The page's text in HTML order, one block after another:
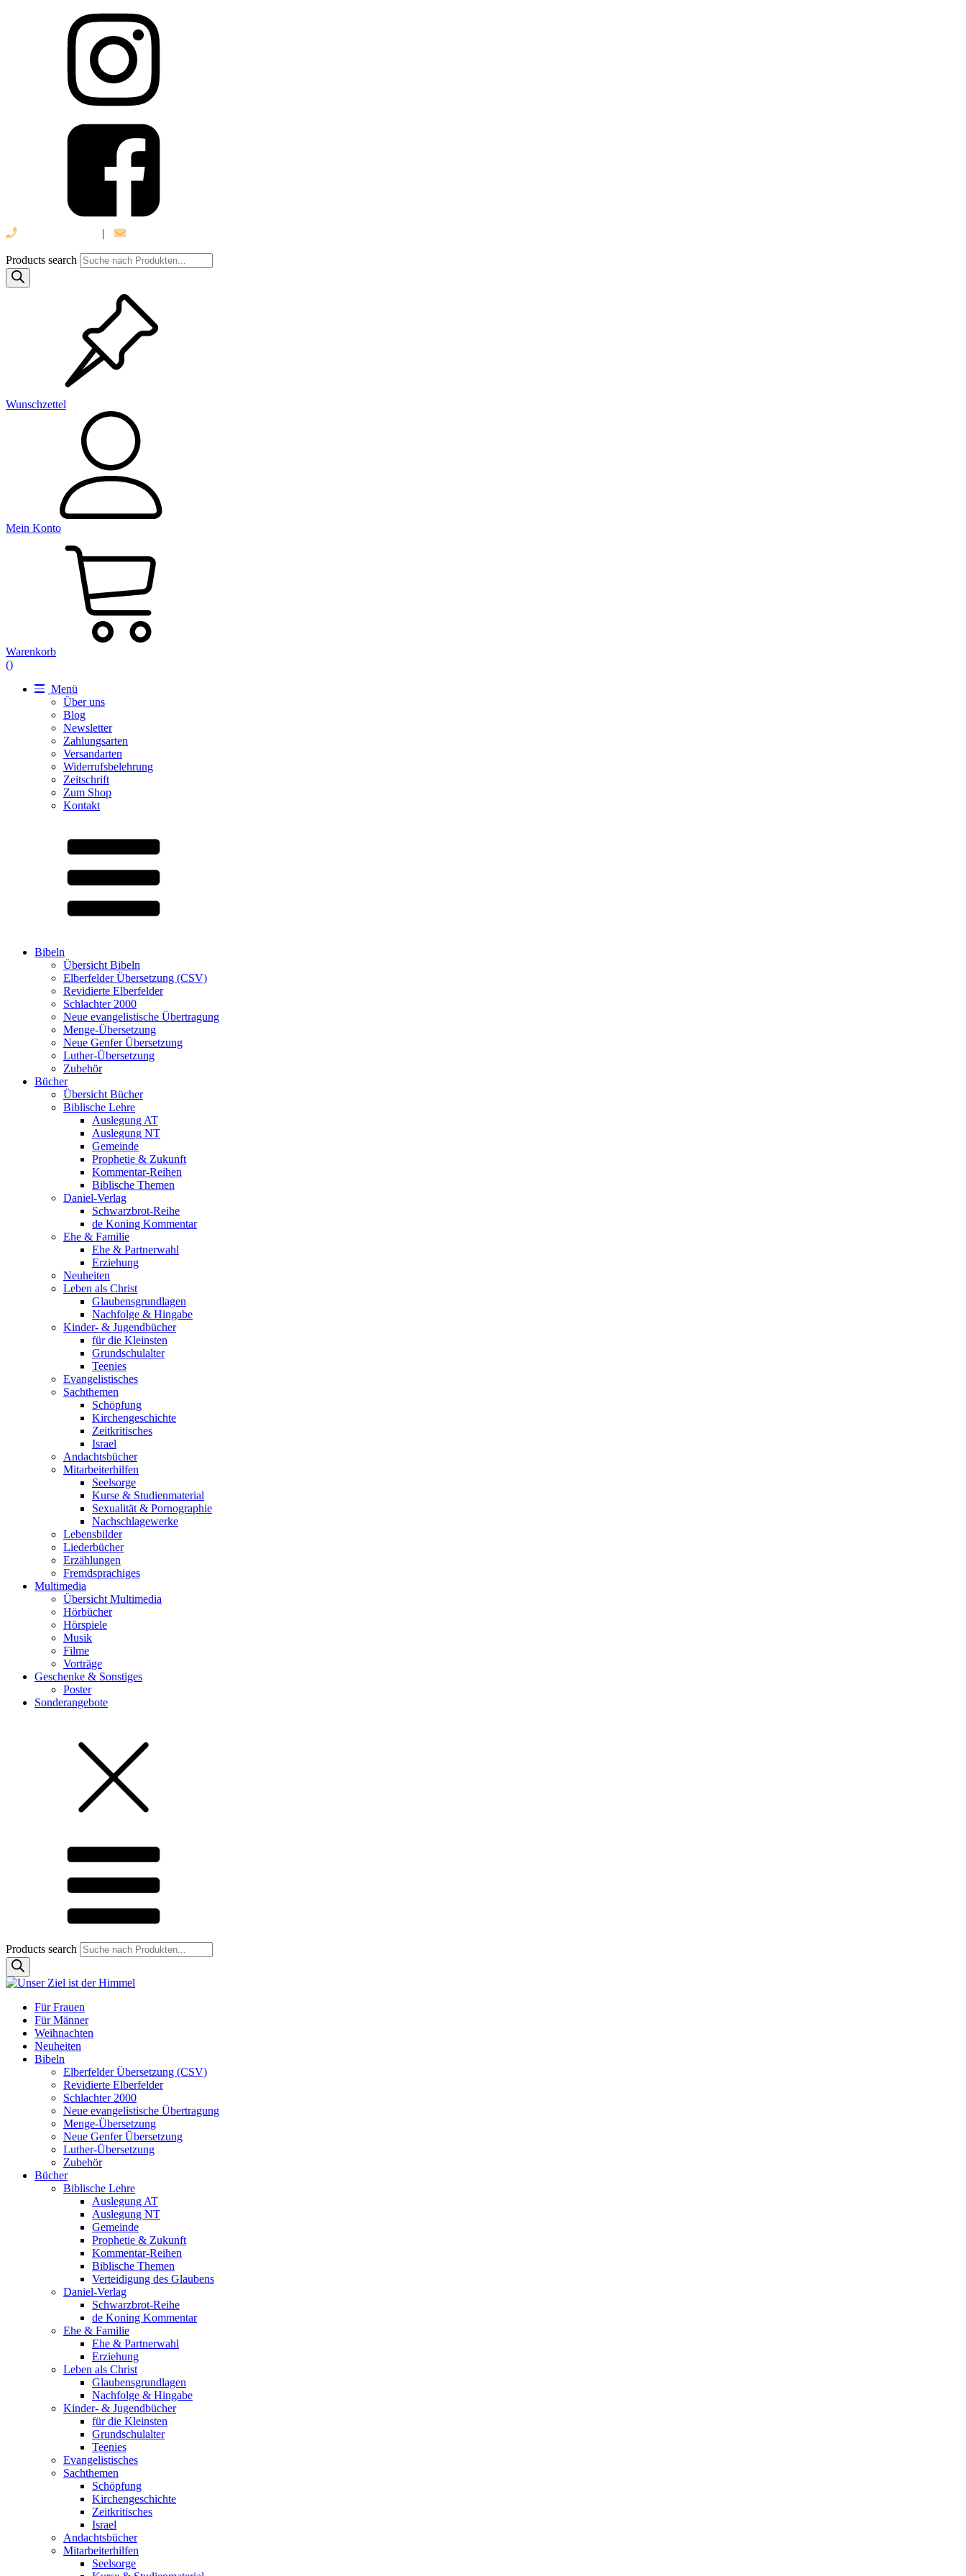
|
Products search
Wunschzettel
Mein Konto
Warenkorb
()
Menü
Über uns
Blog
Newsletter
Zahlungsarten
Versandarten
Widerrufsbelehrung
Zeitschrift
Zum Shop
Kontakt
Bibeln
Übersicht Bibeln
Elberfelder Übersetzung (CSV)
Revidierte Elberfelder
Schlachter 2000
Neue evangelistische Übertragung
Menge-Übersetzung
Neue Genfer Übersetzung
Luther-Übersetzung
Zubehör
Bücher
Übersicht Bücher
Biblische Lehre
Auslegung AT
Auslegung NT
Gemeinde
Prophetie & Zukunft
Kommentar-Reihen
Biblische Themen
Daniel-Verlag
Schwarzbrot-Reihe
de Koning Kommentar
Ehe & Familie
Ehe & Partnerwahl
Erziehung
Neuheiten
Leben als Christ
Glaubensgrundlagen
Nachfolge & Hingabe
Kinder- & Jugendbücher
für die Kleinsten
Grundschulalter
Teenies
Evangelistisches
Sachthemen
Schöpfung
Kirchengeschichte
Zeitkritisches
Israel
Andachtsbücher
Mitarbeiterhilfen
Seelsorge
Kurse & Studienmaterial
Sexualität & Pornographie
Nachschlagewerke
Lebensbilder
Liederbücher
Erzählungen
Fremdsprachiges
Multimedia
Übersicht Multimedia
Hörbücher
Hörspiele
Musik
Filme
Vorträge
Geschenke & Sonstiges
Poster
Sonderangebote
Products search
Für Frauen
Für Männer
Weihnachten
Neuheiten
Bibeln
Elberfelder Übersetzung (CSV)
Revidierte Elberfelder
Schlachter 2000
Neue evangelistische Übertragung
Menge-Übersetzung
Neue Genfer Übersetzung
Luther-Übersetzung
Zubehör
Bücher
Biblische Lehre
Auslegung AT
Auslegung NT
Gemeinde
Prophetie & Zukunft
Kommentar-Reihen
Biblische Themen
Verteidigung des Glaubens
Daniel-Verlag
Schwarzbrot-Reihe
de Koning Kommentar
Ehe & Familie
Ehe & Partnerwahl
Erziehung
Leben als Christ
Glaubensgrundlagen
Nachfolge & Hingabe
Kinder- & Jugendbücher
für die Kleinsten
Grundschulalter
Teenies
Evangelistisches
Sachthemen
Schöpfung
Kirchengeschichte
Zeitkritisches
Israel
Andachtsbücher
Mitarbeiterhilfen
Seelsorge